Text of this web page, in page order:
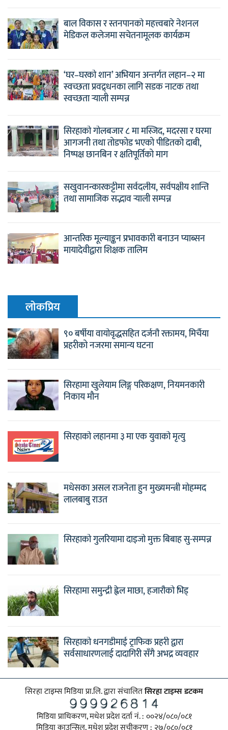
बाल विकास र स्तनपानको महत्त्वबारे नेशनल
मेडिकल कलेजमा सचेतनामूलक कार्यक्रम
‘घर–घरको शान’ अभियान अन्तर्गत लहान–२ मा
स्वच्छता प्रवद्र्धनका लागि सडक नाटक तथा
स्वच्छता र्‍याली सम्पन्न
सिरहाको गोलबजार ८ मा मस्जिद, मदरसा र घरमा
आगजनी तथा तोडफोड भएको पीडितको दाबी,
निष्पक्ष छानबिन र क्षतिपूर्तिको माग
सखुवानन्कारकट्टीमा सर्वदलीय, सर्वपक्षीय शान्ति
तथा सामाजिक सद्भाव र्‍याली सम्पन्न
आन्तरिक मूल्याङ्कन प्रभावकारी बनाउन प्याब्सन
मायादेवीद्वारा शिक्षक तालिम
लाेकप्रिय
९० बर्षीया वायोवृद्धसहित दर्जनौ रक्तामय, मिर्चैया
प्रहरीको नजरमा समान्य घटना
सिरहामा खुलेयाम लिङ्ग परिकक्षण, नियमनकारी
निकाय मौन
सिरहाको लहानमा ३ मा एक युवाको मृत्यु
मधेसका असल राजनेता हुन मुख्यमन्त्री मोहम्मद
लालबाबु राउत
सिरहाको गुलरियामा दाइजो मुक्त बिबाह सु-सम्पन्न
सिरहामा समुन्द्री ह्वेल माछा, हजारौको भिड्
सिरहाको धनगडीमाई ट्राफिक प्रहरी द्वारा
सर्वसाधारणलाई दादागिरी सँगै अभद्र व्यवहार
सिरहा टाइम्स मिडिया प्रा.लि. द्वारा संचालितसिरहा टाइम्स डटकम
मिडिया प्राधिकरण, मधेश प्रदेश दर्ता नं. : ००२४/०८०/०८१